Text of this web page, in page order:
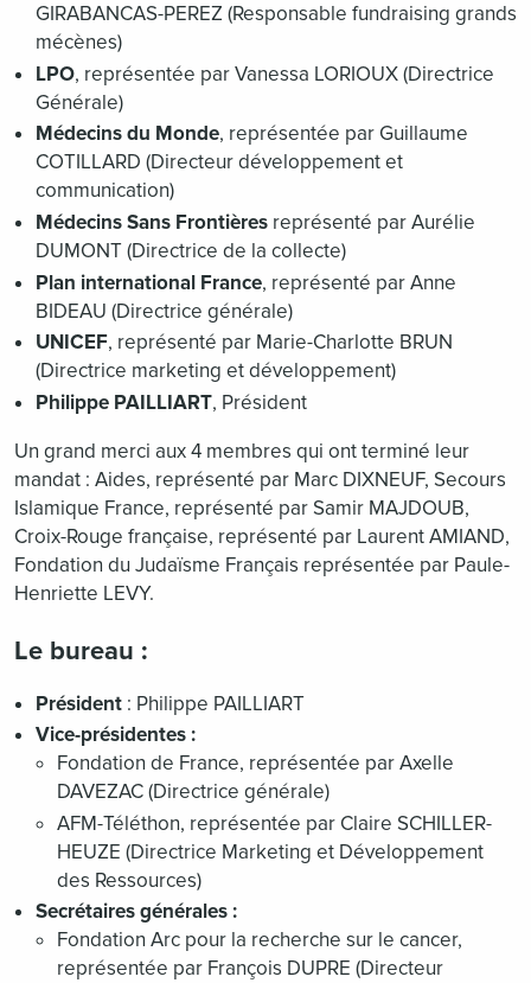
GIRABANCAS-PEREZ (Responsable fundraising grands
mécènes)
LPO, représentée par Vanessa LORIOUX (Directrice
Générale)
Médecins du Monde, représentée par Guillaume
COTILLARD (Directeur développement et
communication)
Médecins Sans Frontières représenté par Aurélie
DUMONT (Directrice de la collecte)
Plan international France, représenté par Anne
BIDEAU (Directrice générale)
UNICEF, représenté par Marie-Charlotte BRUN
(Directrice marketing et développement)
Philippe PAILLIART, Président
Un grand merci aux 4 membres qui ont terminé leur
mandat : Aides, représenté par Marc DIXNEUF, Secours
Islamique France, représenté par Samir MAJDOUB,
Croix-Rouge française, représenté par Laurent AMIAND,
Fondation du Judaïsme Français représentée par Paule-
Henriette LEVY.
Le bureau :
Président : Philippe PAILLIART
Vice-présidentes :
Fondation de France, représentée par Axelle
DAVEZAC (Directrice générale)
AFM-Téléthon, représentée par Claire SCHILLER-
HEUZE (Directrice Marketing et Développement
des Ressources)
Secrétaires générales :
Fondation Arc pour la recherche sur le cancer,
représentée par François DUPRE (Directeur